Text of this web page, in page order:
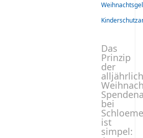
Das
Prinzip
der
bei
ist
simpel: